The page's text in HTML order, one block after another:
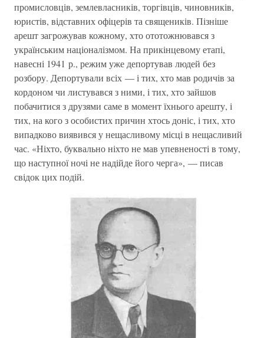
промисловців, землевласників, торгівців, чиновників,
юристів, відставних офіцерів та священиків. Пізніше
арешт загрожував кожному, хто ототожнювався з
українським націоналізмом. На прикінцевому етапі,
навесні 1941 р., режим уже депортував людей без
розбору. Депортували всіх — і тих, хто мав родичів за
кордоном чи листувався з ними, і тих, хто зайшов
побачитися з друзями саме в момент їхнього арешту, і
тих, на кого з особистих причин хтось доніс, і тих, хто
випадково виявився у нещасливому місці в нещасливий
час. «Ніхто, буквально ніхто не мав упевненості в тому,
що наступної ночі не надійде його черга», — писав
свідок цих подій.